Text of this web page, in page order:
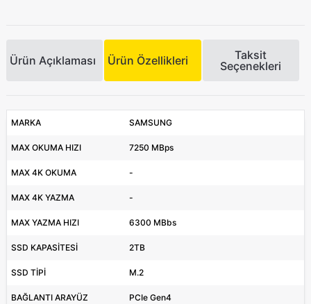
Ürün Açıklaması Ürün Özellikleri
Taksit
Seçenekleri
MARKA SAMSUNG
MAX OKUMA HIZI 7250 MBps
MAX 4K OKUMA -
MAX 4K YAZMA -
MAX YAZMA HIZI 6300 MBbs
SSD KAPASİTESİ 2TB
SSD TİPİ M.2
BAĞLANTI ARAYÜZ PCIe Gen4